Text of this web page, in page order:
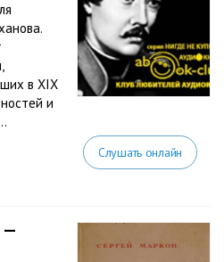
в XIX
и
Слушать онлайн
—